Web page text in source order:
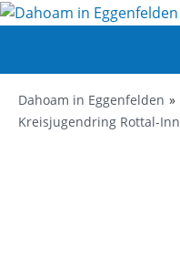
Dahoam in Eggenfelden
Kreisjugendring Rottal-Inn